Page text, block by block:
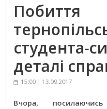
Побиття
студента-
деталі
15:00 | 13.09.2017
Вчора,